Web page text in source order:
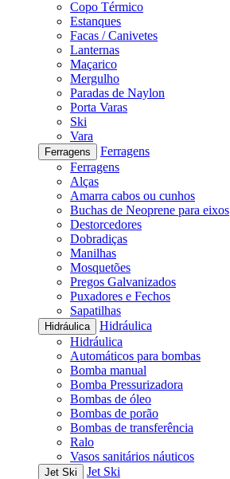
Copo Térmico
Estanques
Facas / Canivetes
Lanternas
Maçarico
Mergulho
Paradas de Naylon
Porta Varas
Ski
Vara
Ferragens
Ferragens
Ferragens
Alças
Amarra cabos ou cunhos
Buchas de Neoprene para eixos
Destorcedores
Dobradiças
Manilhas
Mosquetões
Pregos Galvanizados
Puxadores e Fechos
Sapatilhas
Hidráulica
Hidráulica
Hidráulica
Automáticos para bombas
Bomba manual
Bomba Pressurizadora
Bombas de óleo
Bombas de porão
Bombas de transferência
Ralo
Vasos sanitários náuticos
Jet Ski
Jet Ski